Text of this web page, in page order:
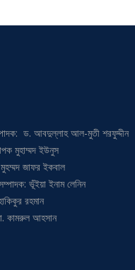
ড. আবদুল্লাহ আল-মুতী শরফুদ্দীন
মুহাম্মদ ইউনুস
জাফর ইকবাল
ভূঁইয়া ইনাম লেনিন
রহমান
কামরুল আহসান